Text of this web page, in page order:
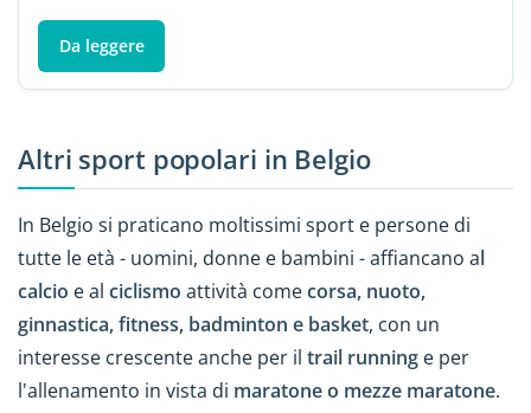
Da leggere
Altri sport popolari in Belgio
In Belgio si praticano moltissimi sport e persone di
tutte le età - uomini, donne e bambini - affiancano al
calcio e al ciclismo attività comecorsa, nuoto,
ginnastica, fitness, badminton e basket, con un
interesse crescente anche per il trail running e per
l'allenamento in vista di maratone o mezze maratone.